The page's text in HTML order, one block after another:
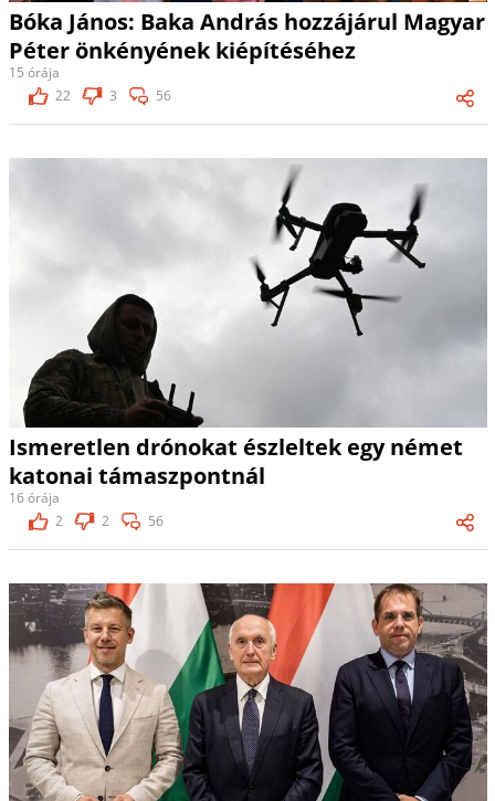
Bóka János: Baka András hozzájárul Magyar
Péter önkényének kiépítéséhez
15 órája
22
3 56
Ismeretlen drónokat észleltek egy német
katonai támaszpontnál
16 órája
2
2 56